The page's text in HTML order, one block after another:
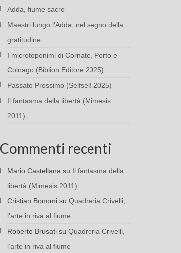
Adda, fiume sacro
Maestri lungo l’Adda, nel segno della
gratitudine
I microtoponimi di Cornate, Porto e
Colnago (Biblion Editore 2025)
Passato Prossimo (Selfself 2025)
Il fantasma della libertà (Mimesis
2011)
Commenti recenti
Mario Castellana su Il fantasma della
libertà (Mimesis 2011)
Cristian Bonomisu Quadreria Crivelli,
l’arte in riva al fiume
Roberto Brusatisu Quadreria Crivelli,
l’arte in riva al fiume